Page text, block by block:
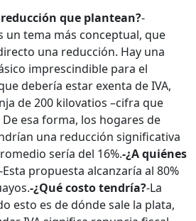
que plantean?-
un tema más conceptual, que
una reducción. Hay una
imprescindible para el
debería estar exenta de IVA,
de 200 kilovatios –cifra que
esa forma, los hogares de
una reducción significativa
sería del 16%.-¿A quiénes
-Esta propuesta alcanzaría al 80%
-¿Qué costo tendría?-La
esto es de dónde sale la plata,